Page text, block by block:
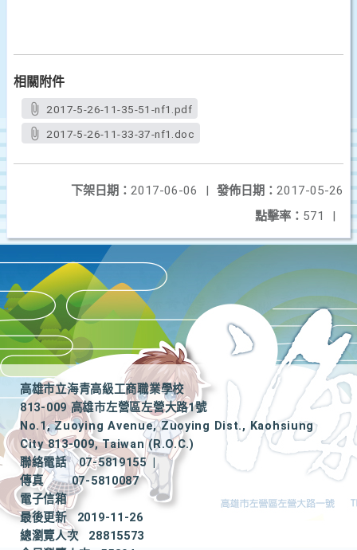
相關附件
2017-5-26-11-35-51-nf1.pdf
2017-5-26-11-33-37-nf1.doc
發佈日期： 2017-05-26
下架日期： 2017-06-06
|
點擊率： 571 |
高雄市立海青高級工商職業學校
813-009 高雄市左營區左營大路1號
No.1, Zuoying Avenue, Zuoying Dist., Kaohsiung
City 813-009, Taiwan (R.O.C.)
聯絡電話
07-5819155
|
傳真
07-5810087
電子信箱
最後更新
2019-11-26
總瀏覽人次
28815573